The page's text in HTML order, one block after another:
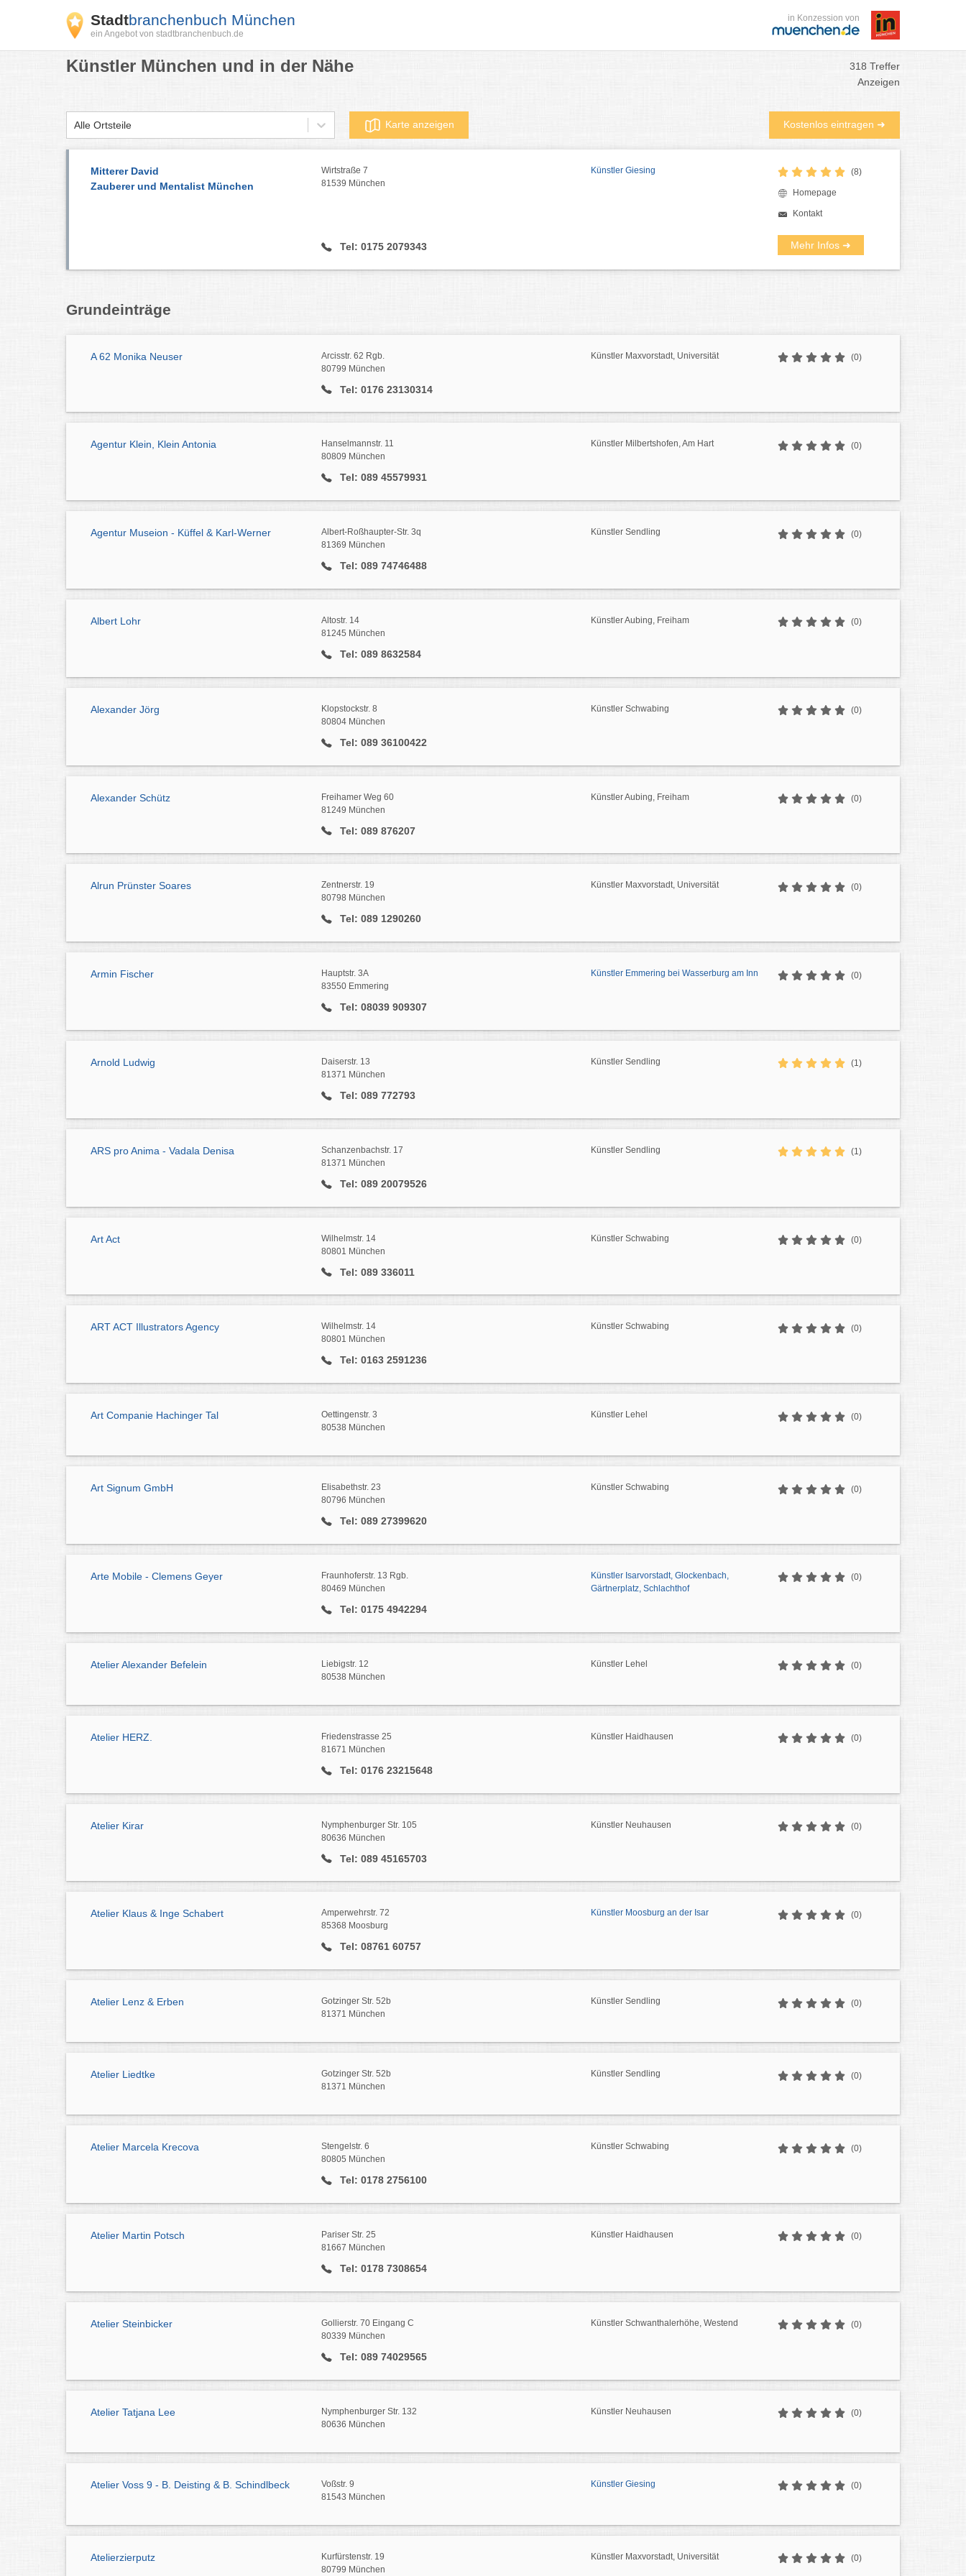
Stadtbranchenbuch München
ein Angebot von stadtbranchenbuch.de
in Konzession von
Künstler München und in der Nähe
318 Treffer
Anzeigen
Alle Ortsteile Karte anzeigen Kostenlos eintragen ➜
Mitterer David
Zauberer und Mentalist München
Wirtstraße 7
81539 München
Tel: 0175 2079343
Künstler Giesing (8)
Homepage
Kontakt
Mehr Infos ➜
Grundeinträge
A 62 Monika Neuser
Arcisstr. 62 Rgb.
80799 München
Tel: 0176 23130314
Künstler Maxvorstadt, Universität (0)
Agentur Klein, Klein Antonia
Hanselmannstr. 11
80809 München
Tel: 089 45579931
Künstler Milbertshofen, Am Hart (0)
Agentur Museion - Küffel & Karl-Werner
Albert-Roßhaupter-Str. 3q
81369 München
Tel: 089 74746488
Künstler Sendling (0)
Albert Lohr
Altostr. 14
81245 München
Tel: 089 8632584
Künstler Aubing, Freiham (0)
Alexander Jörg
Klopstockstr. 8
80804 München
Tel: 089 36100422
Künstler Schwabing (0)
Alexander Schütz
Freihamer Weg 60
81249 München
Tel: 089 876207
Künstler Aubing, Freiham (0)
Alrun Prünster Soares
Zentnerstr. 19
80798 München
Tel: 089 1290260
Künstler Maxvorstadt, Universität (0)
Armin Fischer
Hauptstr. 3A
83550 Emmering
Tel: 08039 909307
Künstler Emmering bei Wasserburg am Inn (0)
Arnold Ludwig
Daiserstr. 13
81371 München
Tel: 089 772793
Künstler Sendling (1)
ARS pro Anima - Vadala Denisa
Schanzenbachstr. 17
81371 München
Tel: 089 20079526
Künstler Sendling (1)
Art Act
Wilhelmstr. 14
80801 München
Tel: 089 336011
Künstler Schwabing (0)
ART ACT Illustrators Agency
Wilhelmstr. 14
80801 München
Tel: 0163 2591236
Künstler Schwabing (0)
Art Companie Hachinger Tal
Oettingenstr. 3
80538 München
Künstler Lehel (0)
Art Signum GmbH
Elisabethstr. 23
80796 München
Tel: 089 27399620
Künstler Schwabing (0)
Arte Mobile - Clemens Geyer
Fraunhoferstr. 13 Rgb.
80469 München
Tel: 0175 4942294
Künstler Isarvorstadt, Glockenbach,
Gärtnerplatz, Schlachthof
(0)
Atelier Alexander Befelein
Liebigstr. 12
80538 München
Künstler Lehel (0)
Atelier HERZ.
Friedenstrasse 25
81671 München
Tel: 0176 23215648
Künstler Haidhausen (0)
Atelier Kirar
Nymphenburger Str. 105
80636 München
Tel: 089 45165703
Künstler Neuhausen (0)
Atelier Klaus & Inge Schabert
Amperwehrstr. 72
85368 Moosburg
Tel: 08761 60757
Künstler Moosburg an der Isar (0)
Atelier Lenz & Erben
Gotzinger Str. 52b
81371 München
Künstler Sendling (0)
Atelier Liedtke
Gotzinger Str. 52b
81371 München
Künstler Sendling (0)
Atelier Marcela Krecova
Stengelstr. 6
80805 München
Tel: 0178 2756100
Künstler Schwabing (0)
Atelier Martin Potsch
Pariser Str. 25
81667 München
Tel: 0178 7308654
Künstler Haidhausen (0)
Atelier Steinbicker
Gollierstr. 70 Eingang C
80339 München
Tel: 089 74029565
Künstler Schwanthalerhöhe, Westend (0)
Atelier Tatjana Lee
Nymphenburger Str. 132
80636 München
Künstler Neuhausen (0)
Atelier Voss 9 - B. Deisting & B. Schindlbeck
Voßstr. 9
81543 München
Künstler Giesing (0)
Atelierzierputz
Kurfürstenstr. 19
80799 München
Künstler Maxvorstadt, Universität (0)